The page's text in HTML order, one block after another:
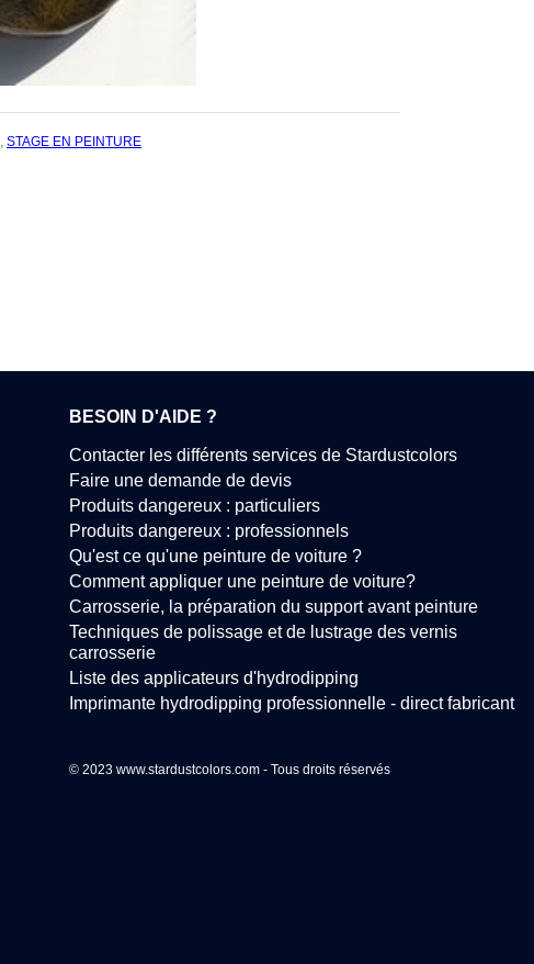
STAGE EN PEINTURE
BESOIN D'AIDE ?
Contacter les différents services de Stardustcolors
Faire une demande de devis
Produits dangereux : particuliers
Produits dangereux : professionnels
Qu'est ce qu'une peinture de voiture ?
Comment appliquer une peinture de voiture?
Carrosserie, la préparation du support avant peinture
Techniques de polissage et de lustrage des vernis
carrosserie
Liste des applicateurs d'hydrodipping
Imprimante hydrodipping professionnelle - direct fabricant
© 2023 www.stardustcolors.com - Tous droits réservés